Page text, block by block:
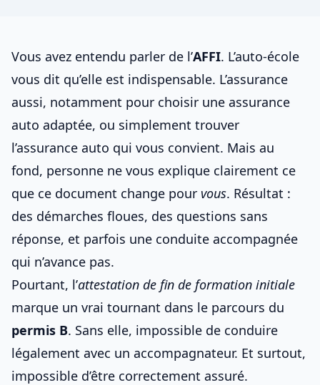
Vous avez entendu parler de l’AFFI. L’auto‑école
vous dit qu’elle est indispensable. L’assurance
aussi, notamment pour choisir une assurance
auto adaptée, ou simplement trouver
l’assurance auto qui vous convient. Mais au
fond, personne ne vous explique clairement ce
que ce document change pour vous. Résultat :
des démarches floues, des questions sans
réponse, et parfois une conduite accompagnée
qui n’avance pas.
Pourtant, l’attestation de fin de formation initiale
marque un vrai tournant dans le parcours du
permis B. Sans elle, impossible de conduire
légalement avec un accompagnateur. Et surtout,
impossible d’être correctement assuré.